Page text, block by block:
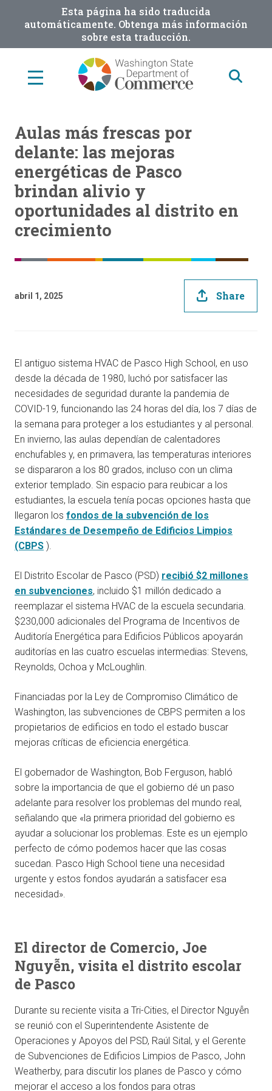
Esta página ha sido traducida
automáticamente. Obtenga más información
sobre esta traducción.
Aulas más frescas por
delante: las mejoras
energéticas de Pasco
brindan alivio y
oportunidades al distrito en
crecimiento
abril 1, 2025 Share
El antiguo sistema HVAC de Pasco High School, en uso
desde la década de 1980, luchó por satisfacer las
necesidades de seguridad durante la pandemia de
COVID-19, funcionando las 24 horas del día, los 7 días de
la semana para proteger a los estudiantes y al personal.
En invierno, las aulas dependían de calentadores
enchufables y, en primavera, las temperaturas interiores
se dispararon a los 80 grados, incluso con un clima
exterior templado. Sin espacio para reubicar a los
estudiantes, la escuela tenía pocas opciones hasta que
llegaron los fondos de la subvención de los
Estándares de Desempeño de Edificios Limpios
(CBPS ).
El Distrito Escolar de Pasco (PSD) recibió $2 millones
en subvenciones, incluido $1 millón dedicado a
reemplazar el sistema HVAC de la escuela secundaria.
$230,000 adicionales del Programa de Incentivos de
Auditoría Energética para Edificios Públicos apoyarán
auditorías en las cuatro escuelas intermedias: Stevens,
Reynolds, Ochoa y McLoughlin.
Financiadas por la Ley de Compromiso Climático de
Washington, las subvenciones de CBPS permiten a los
propietarios de edificios en todo el estado buscar
mejoras críticas de eficiencia energética.
El gobernador de Washington, Bob Ferguson, habló
sobre la importancia de que el gobierno dé un paso
adelante para resolver los problemas del mundo real,
señalando que «la primera prioridad del gobierno es
ayudar a solucionar los problemas. Este es un ejemplo
perfecto de cómo podemos hacer que las cosas
sucedan. Pasco High School tiene una necesidad
urgente y estos fondos ayudarán a satisfacer esa
necesidad».
El director de Comercio, Joe
Nguyễn, visita el distrito escolar
de Pasco
Durante su reciente visita a Tri-Cities, el Director Nguyễn
se reunió con el Superintendente Asistente de
Operaciones y Apoyos del PSD, Raúl Sital, y el Gerente
de Subvenciones de Edificios Limpios de Pasco, John
Weatherby, para discutir los planes de Pasco y cómo
mejorar el acceso a los fondos para otras